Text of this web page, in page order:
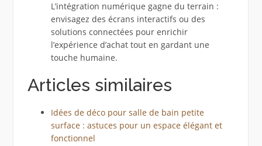
L’intégration numérique gagne du terrain :
envisagez des écrans interactifs ou des
solutions connectées pour enrichir
l’expérience d’achat tout en gardant une
touche humaine.
Articles similaires
Idées de déco pour salle de bain petite
surface : astuces pour un espace élégant et
fonctionnel